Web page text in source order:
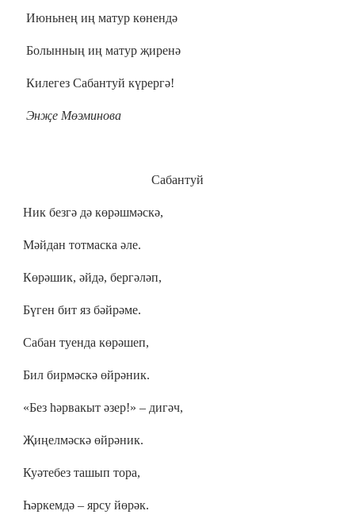
Июньнең иң матур көнендә
Болынның иң матур җиренә
Килегез Сабантуй күрергә!
Энҗе Мөэминова
Сабантуй
Ник безгә дә көрәшмәскә,
Мәйдан тотмаска әле.
Көрәшик, әйдә, бергәләп,
Бүген бит яз бәйрәме.
Сабан туенда көрәшеп,
Бил бирмәскә өйрәник.
«Без һәрвакыт әзер!» – дигәч,
Җиңелмәскә өйрәник.
Куәтебез ташып тора,
Һәркемдә – ярсу йөрәк.